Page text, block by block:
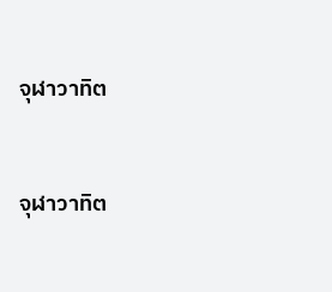
จุฬาวาทิต
จุฬาวาทิต